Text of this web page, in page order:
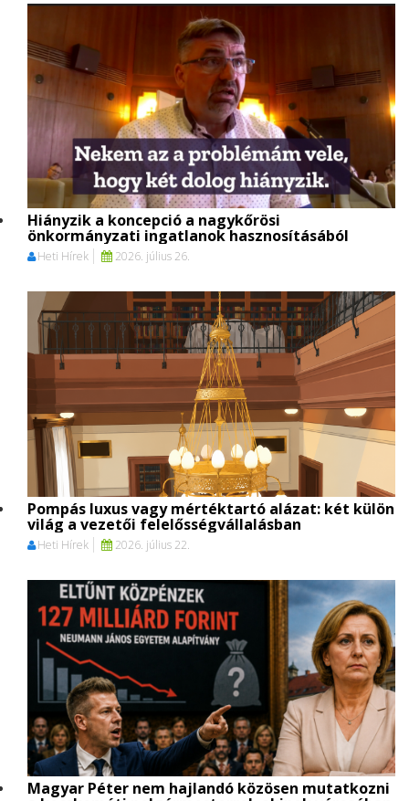
Hiányzik a koncepció a nagykőrösi
önkormányzati ingatlanok hasznosításából
Heti Hírek 2026. július 26.
Pompás luxus vagy mértéktartó alázat: két külön
világ a vezetői felelősségvállalásban
Heti Hírek 2026. július 22.
Magyar Péter nem hajlandó közösen mutatkozni